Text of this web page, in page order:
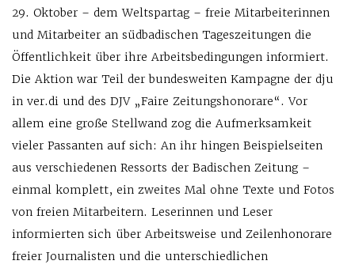
29. Oktober – dem Weltspartag – freie Mitarbeiterinnen
und Mitarbeiter an südbadischen Tageszeitungen die
Öffentlichkeit über ihre Arbeitsbedingungen informiert.
Die Aktion war Teil der bundesweiten Kampagne der dju
in ver.di und des DJV „Faire Zeitungshonorare“. Vor
allem eine große Stellwand zog die Aufmerksamkeit
vieler Passanten auf sich: An ihr hingen Beispielseiten
aus verschiedenen Ressorts der Badischen Zeitung –
einmal komplett, ein zweites Mal ohne Texte und Fotos
von freien Mitarbeitern. Leserinnen und Leser
informierten sich über Arbeitsweise und Zeilenhonorare
freier Journalisten und die unterschiedlichen